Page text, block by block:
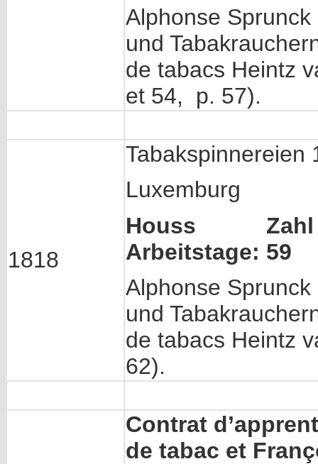
Alphonse Sprunck
und
de tabacs Heintz
et 54, p. 57).
1818
Tabakspinnereien
Luxemburg
Houss Zahl
Arbeitstage: 59
Alphonse Sprunck
und
de tabacs Heintz
62).
Contrat
de tabac et